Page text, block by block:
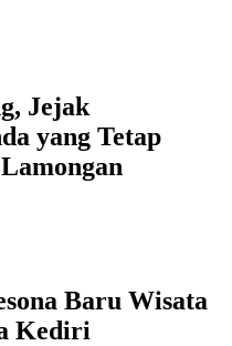
Jejak
yang Tetap
Baru Wisata
Kediri